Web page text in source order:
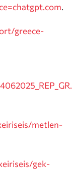
.
greece-
metlen-
gek-